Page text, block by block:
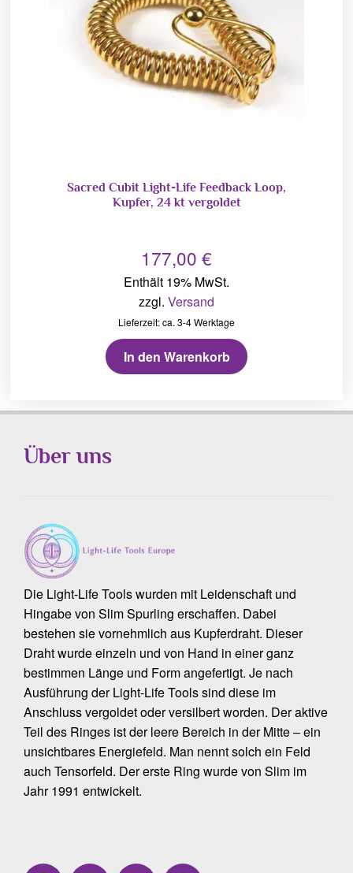
Sacred Cubit Light-Life Feedback Loop,
Kupfer, 24 kt vergoldet
177,00 €
Enthält 19% MwSt.
zzgl. Versand
Lieferzeit: ca. 3-4 Werktage
In den Warenkorb
Über uns
Die Light-Life Tools wurden mit Leidenschaft und
Hingabe von Slim Spurling erschaffen. Dabei
bestehen sie vornehmlich aus Kupferdraht. Dieser
Draht wurde einzeln und von Hand in einer ganz
bestimmen Länge und Form angefertigt. Je nach
Ausführung der Light-Life Tools sind diese im
Anschluss vergoldet oder versilbert worden. Der aktive
Teil des Ringes ist der leere Bereich in der Mitte – ein
unsichtbares Energiefeld. Man nennt solch ein Feld
auch Tensorfeld. Der erste Ring wurde von Slim im
Jahr 1991 entwickelt.